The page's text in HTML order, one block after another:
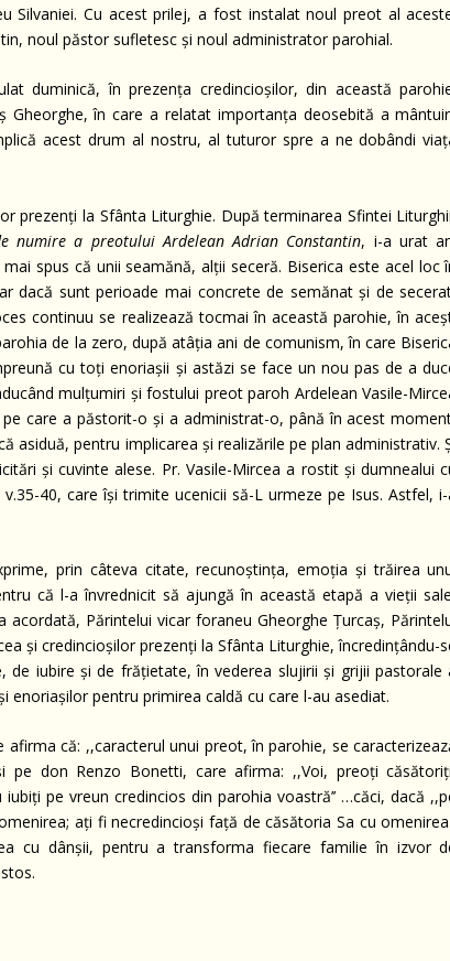
Silvaniei. Cu acest prilej, a fost instalat noul preot al
noul păstor sufletesc şi noul administrator parohial.
duminică, în prezenţa credincioşilor, din această
Gheorghe, în care a relatat importanţa deosebită a
acest drum al nostru, al tuturor spre a ne dobândi
prezenţi la Sfânta Liturghie. După terminarea Sfintei
numire a preotului Ardelean Adrian Constantin, i-a urat
spus că unii seamănă, alţii seceră. Biserica este acel loc
dacă sunt perioade mai concrete de semănat şi de
continuu se realizează tocmai în această parohie, în
de la zero, după atâţia ani de comunism, în care
cu toţi enoriaşii şi astăzi se face un nou pas de a
mulţumiri şi fostului preot paroh Ardelean Vasile-
care a păstorit-o şi a administrat-o, până în acest
asiduă, pentru implicarea şi realizările pe plan administrativ.
şi cuvinte alese. Pr. Vasile-Mircea a rostit şi dumnealui
40, care îşi trimite ucenicii să-L urmeze pe Isus. Astfel, i-
prin câteva citate, recunoştinţa, emoţia şi trăirea
că l-a învrednicit să ajungă în această etapă a vieţii
acordată, Părintelui vicar foraneu Gheorghe Ţurcaş,
şi credincioşilor prezenţi la Sfânta Liturghie, încredinţându-
de iubire şi de frăţietate, în vederea slujirii şi grijii pastorale
pentru primirea caldă cu care l-au asediat.
că: ,,caracterul unui preot, în parohie, se
pe don Renzo Bonetti, care afirma: ,,Voi, preoţi
pe vreun credincios din parohia voastră’’ …căci, dacă
aţi fi necredincioşi faţă de căsătoria Sa cu
cu dânşii, pentru a transforma fiecare familie în izvor